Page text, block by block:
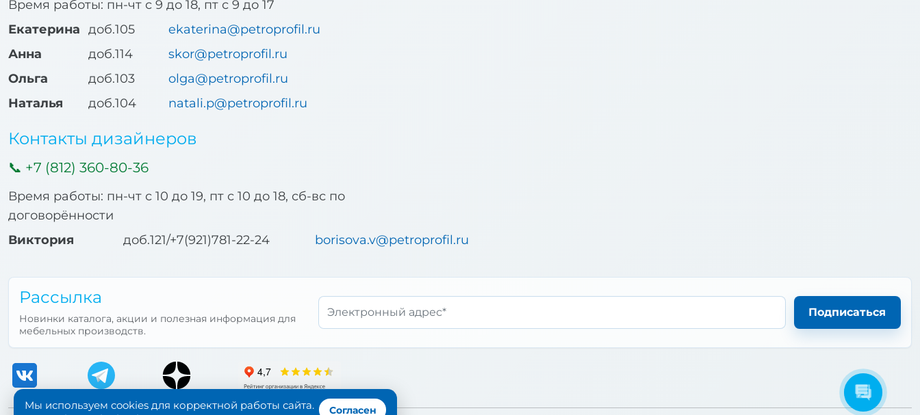
Мы используем cookies для корректной работы сайта.
Согласен
Время работы: пн-чт с 9 до 18, пт с 9 до 17
Екатерина доб.105
ekaterina@petroprofil.ru
Анна
доб.114
skor@petroprofil.ru
Ольга
доб.103
olga@petroprofil.ru
Наталья
доб.104 natali.p@petroprofil.ru
Контакты дизайнеров
+7 (812) 360-80-36
Время работы: пн-чт с 10 до 19, пт с 10 до 18, сб-вс по
договорённости
Виктория
доб.121/+7(921)781-22-24 borisova.v@petroprofil.ru
Рассылка
Новинки каталога, акции и полезная информация для
мебельных производств.
Email*
Подписаться